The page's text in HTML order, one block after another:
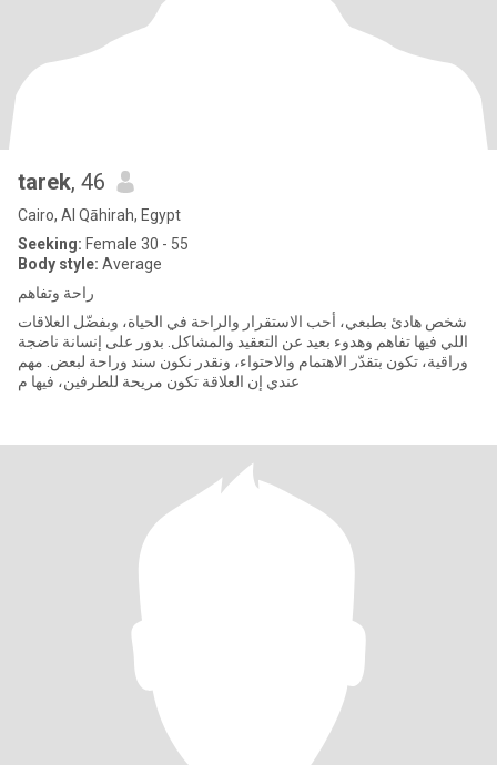
tarek, 46
Cairo, Al Qāhirah, Egypt
Seeking: Female 30 - 55
Body style: Average
راحة وتفاهم
شخص هادئ بطبعي، أحب الاستقرار والراحة في الحياة، وبفضّل العلاقات
اللي فيها تفاهم وهدوء بعيد عن التعقيد والمشاكل. بدور على إنسانة ناضجة
وراقية، تكون بتقدّر الاهتمام والاحتواء، ونقدر نكون سند وراحة لبعض. مهم
عندي إن العلاقة تكون مريحة للطرفين، فيها م